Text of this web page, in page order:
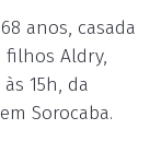
68 anos, casada
filhos Aldry,
15h, da
Sorocaba.